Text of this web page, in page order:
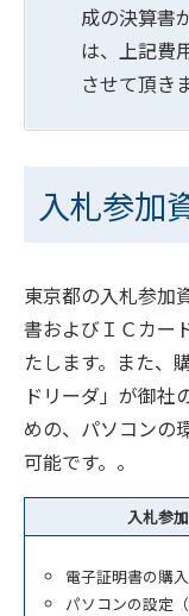
成の決算書
は、上記費
させて頂き
入札参加
東京都の入札参加
書およびＩＣカー
たします。また、
ドリーダ」が御社
めの、パソコンの
可能です。。
入札参
電子証明書の購
パソコンの設定（